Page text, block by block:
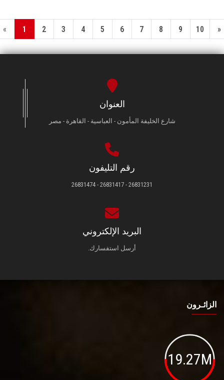
« 1 2 3 4 5 6 7 8 9 10 »
العنوان
شارع الخليفة المأمون - العباسية - القاهرة - مصر
رقم التليفون
26831231 - 26831417 - 26831474
البريد الإلكتروني
أرسل استفسارك.
الزائـرون
19.27M